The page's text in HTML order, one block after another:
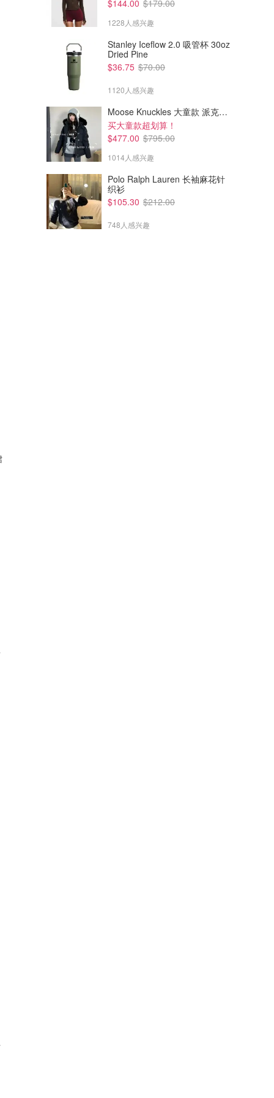
$144.00 $179.00
1228人感兴趣
Stanley Iceflow 2.0 吸管杯 30oz
Dried Pine
$36.75 $70.00
1120人感兴趣
Moose Knuckles 大童款 派克羽绒服
买大童款超划算！
$477.00 $795.00
1014人感兴趣
Polo Ralph Lauren 长袖麻花针
织衫
$105.30 $212.00
748人感兴趣